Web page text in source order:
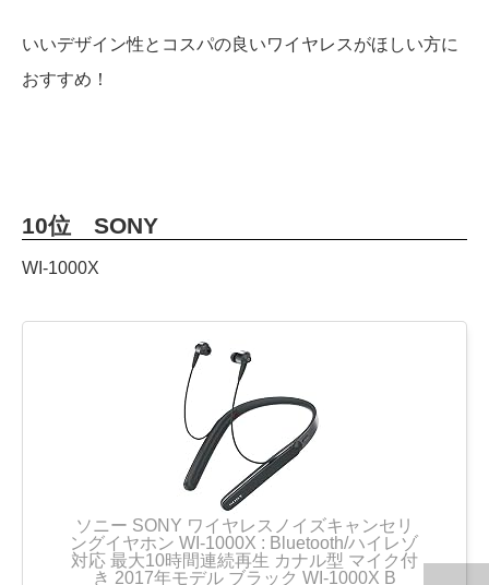
いいデザイン性とコスパの良いワイヤレスがほしい方に
おすすめ！
10位 SONY
WI-1000X
ソニー SONY ワイヤレスノイズキャンセリ
ングイヤホン WI-1000X : Bluetooth/ハイレゾ
対応 最大10時間連続再生 カナル型 マイク付
き 2017年モデル ブラック WI-1000X B